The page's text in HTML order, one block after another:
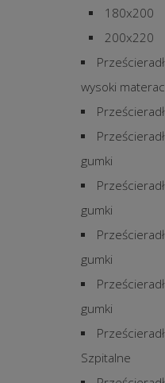
180x200
200x220
wysoki materac
gumki
gumki
gumki
gumki
Szpitalne